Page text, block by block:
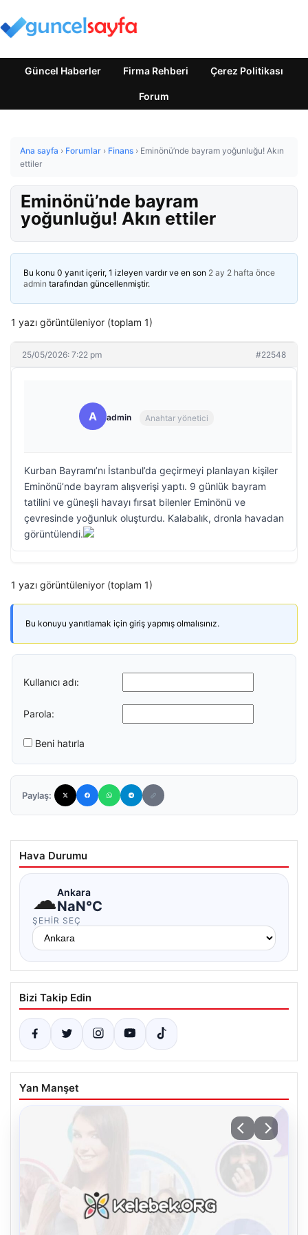
Güncel Haberler Firma Rehberi Çerez Politikası
Forum
Ana sayfa › Forumlar › Finans › Eminönü’nde bayram yoğunluğu! Akın
ettiler
Eminönü’nde bayram
yoğunluğu! Akın ettiler
Bu konu 0 yanıt içerir, 1 izleyen vardır ve en son 2 ay 2 hafta önce
admin tarafından güncellenmiştir.
1 yazı görüntüleniyor (toplam 1)
25/05/2026: 7:22 pm #22548
A admin Anahtar yönetici
Kurban Bayramı’nı İstanbul’da geçirmeyi planlayan kişiler
Eminönü’nde bayram alışverişi yaptı. 9 günlük bayram
tatilini ve güneşli havayı fırsat bilenler Eminönü ve
çevresinde yoğunluk oluşturdu. Kalabalık, dronla havadan
görüntülendi.
1 yazı görüntüleniyor (toplam 1)
Bu konuyu yanıtlamak için giriş yapmış olmalısınız.
Kullanıcı adı:
Parola:
Beni hatırla
Paylaş:
Hava Durumu
☁Ankara
NaN°C
ŞEHIR SEÇ
Bizi Takip Edin
Yan Manşet